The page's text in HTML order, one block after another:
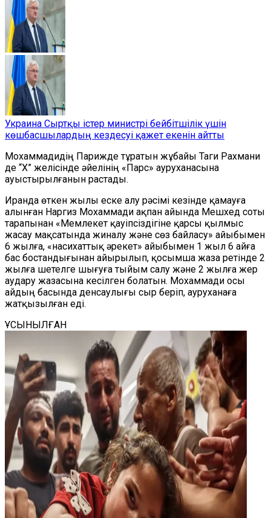
Украина Сыртқы істер министрі бейбітшілік үшін
көшбасшылардың кездесуі қажет екенін айтты
Мохаммадидің Парижде тұратын жұбайы Таги Рахмани
де “X” желісінде әйелінің «Парс» ауруханасына
ауыстырылғанын растады.
Иранда өткен жылы еске алу рәсімі кезінде қамауға
алынған Наргиз Мохаммади ақпан айында Мешхед соты
тарапынан «Мемлекет қауіпсіздігіне қарсы қылмыс
жасау мақсатында жиналу және сөз байласу» айыбымен
6 жылға, «насихаттық әрекет» айыбымен 1 жыл 6 айға
бас бостандығынан айырылып, қосымша жаза ретінде 2
жылға шетелге шығуға тыйым салу және 2 жылға жер
аудару жазасына кесілген болатын. Мохаммади осы
айдың басында денсаулығы сыр беріп, ауруханаға
жатқызылған еді.
ҰСЫНЫЛҒАН